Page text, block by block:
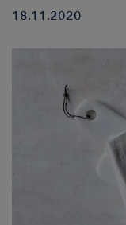
18.11.2020